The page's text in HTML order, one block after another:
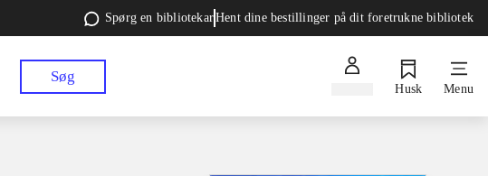
Spørg en bibliotekarHent dine bestillinger på dit foretrukne bibliotek
Søg
Husk Menu